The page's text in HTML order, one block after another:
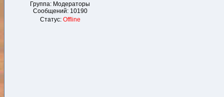
Группа: Модераторы
Сообщений: 10190
Статус: Offline